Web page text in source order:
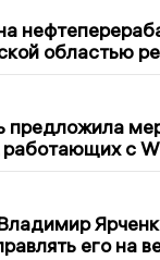
областью
предложила
с
его на